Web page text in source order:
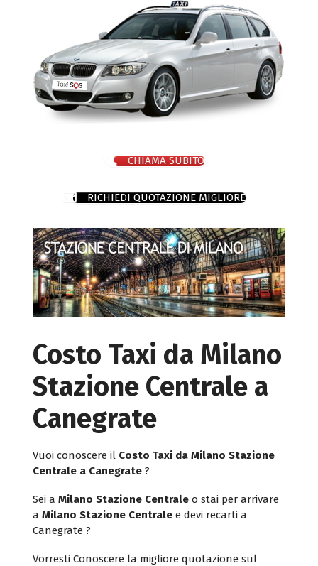
CHIAMA SUBITO
RICHIEDI QUOTAZIONE MIGLIORE
Costo Taxi da Milano
Stazione Centrale a
Canegrate
Vuoi conoscere il Costo Taxi da Milano Stazione
Centrale a Canegrate ?
Sei a Milano Stazione Centrale o stai per arrivare
a Milano Stazione Centrale e devi recarti a
Canegrate ?
Vorresti Conoscere la migliore quotazione sul